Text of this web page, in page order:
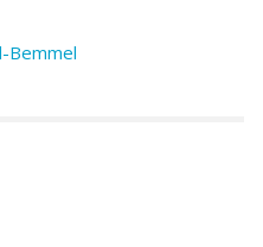
Bemmel